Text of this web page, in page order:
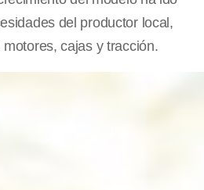
del productor local,
cajas y tracción.